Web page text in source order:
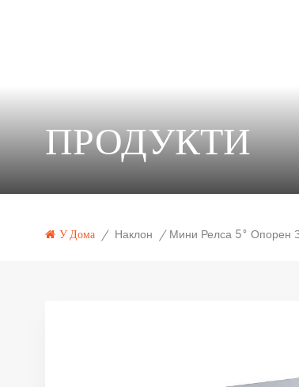
ПРОДУКТИ
У Дома / Наклон /